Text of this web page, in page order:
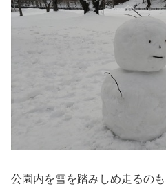
公園内を雪を踏みしめ走るの